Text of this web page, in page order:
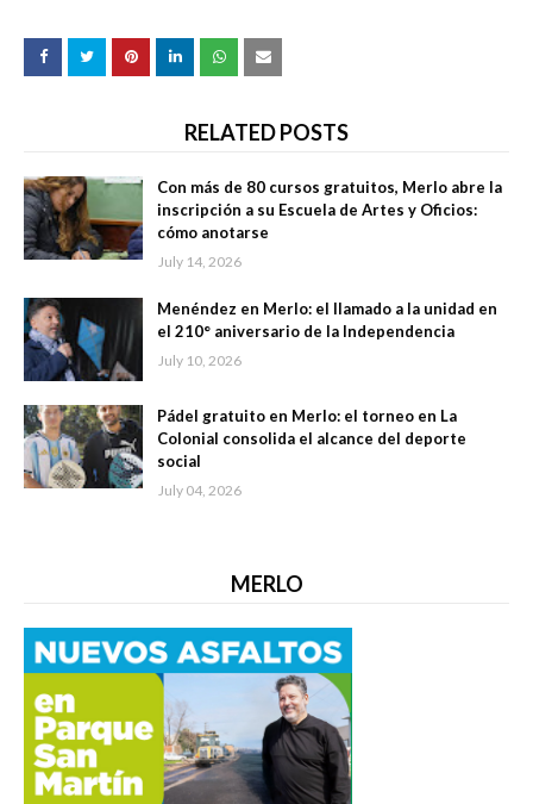
RELATED POSTS
Con más de 80 cursos gratuitos, Merlo abre la
inscripción a su Escuela de Artes y Oficios:
cómo anotarse
July 14, 2026
Menéndez en Merlo: el llamado a la unidad en
el 210° aniversario de la Independencia
July 10, 2026
Pádel gratuito en Merlo: el torneo en La
Colonial consolida el alcance del deporte
social
July 04, 2026
MERLO